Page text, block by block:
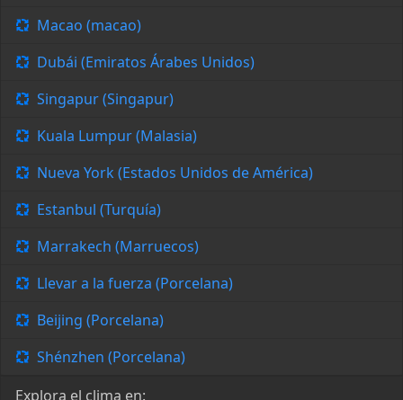
Macao (macao)
Dubái (Emiratos Árabes Unidos)
Singapur (Singapur)
Kuala Lumpur (Malasia)
Nueva York (Estados Unidos de América)
Estanbul (Turquía)
Marrakech (Marruecos)
Llevar a la fuerza (Porcelana)
Beijing (Porcelana)
Shénzhen (Porcelana)
Explora el clima en: